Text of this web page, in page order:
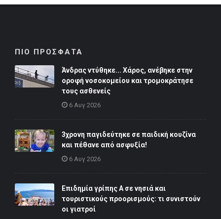
ΠΙΟ ΠΡΟΣΦΑΤΑ
Άνδρας ντύθηκε... Χάρος, ανέβηκε στην
οροφή νοσοκομείου και τρομοκράτησε
τους ασθενείς
6 Αυγ 2026
3χρονη παγιδεύτηκε σε παιδική κουζίνα
και πέθανε από ασφυξία!
6 Αυγ 2026
Επιδημία γρίπης Α σε νησιά και
τουριστικούς προορισμούς: τι συνιστούν
οι γιατροί